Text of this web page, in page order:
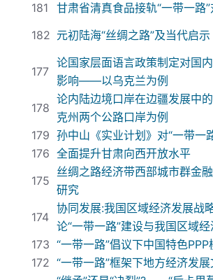
181
甘肃省清真食品接轨“一带一路
182 元初陆海“丝绸之路”及当代启示
177
论国家层面语言政策制定对国
影响——以乌克兰为例
178
论内陆边境口岸在边疆发展中
克州两个公路口岸为例
179 孙中山《实业计划》对“一带一
176 全面提升甘肃向西开放水平
175
丝绸之路经济带西部城市群金
研究
174
协同发展:我国区域经济发展
论“一带一路”建设与我国区域
173 “一带一路”倡议下中国特色PPP
172 “一带一路”框架下地方经济发